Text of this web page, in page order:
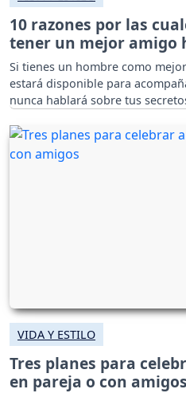
10 razones por las
tener un mejor amigo
Si tienes un hombre como
estará disponible para
nunca hablará sobre tus
VIDA Y ESTILO
Tres planes para
en pareja o con amigos